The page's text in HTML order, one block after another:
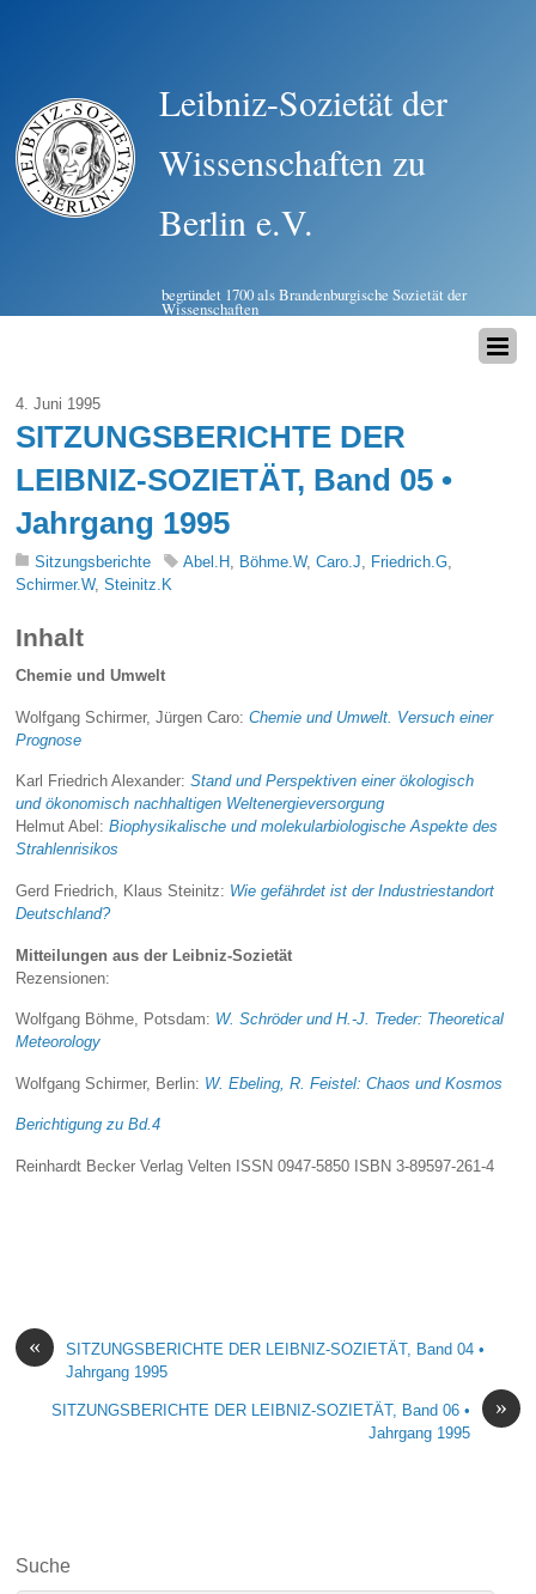
Leibniz-Sozietät der
Wissenschaften zu
Berlin e.V.
begründet 1700 als Brandenburgische Sozietät der
Wissenschaften
4. Juni 1995
SITZUNGSBERICHTE DER
LEIBNIZ-SOZIETÄT, Band 05 •
Jahrgang 1995
Sitzungsberichte Abel.H , Böhme.W,Caro.J, Friedrich.G,
Schirmer.W,Steinitz.K
Inhalt
Chemie und Umwelt
Wolfgang Schirmer, Jürgen Caro:Chemie und Umwelt. Versuch einer
Prognose
Karl Friedrich Alexander:Stand und Perspektiven einer ökologisch
und ökonomisch nachhaltigen Weltenergieversorgung
Helmut Abel:Biophysikalische und molekularbiologische Aspekte des
Strahlenrisikos
Gerd Friedrich, Klaus Steinitz: Wie gefährdet ist der Industriestandort
Deutschland?
Mitteilungen aus der Leibniz-Sozietät
Rezensionen:
Wolfgang Böhme, Potsdam: W. Schröder und H.-J. Treder: Theoretical
Meteorology
Wolfgang Schirmer, Berlin: W. Ebeling, R. Feistel: Chaos und Kosmos
Berichtigung zu Bd.4
Reinhardt Becker Verlag Velten ISSN 0947-5850 ISBN3-89597-261-4
«
SITZUNGSBERICHTE DER LEIBNIZ-SOZIETÄT, Band 04 •
Jahrgang 1995
»
SITZUNGSBERICHTE DER LEIBNIZ-SOZIETÄT, Band 06 •
Jahrgang 1995
Suche